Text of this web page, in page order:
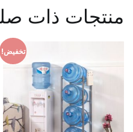
منتجات ذات
تخفيض!